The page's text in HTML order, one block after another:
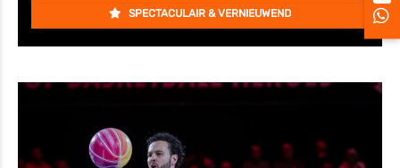
SPECTACULAIR & VERNIEUWEND